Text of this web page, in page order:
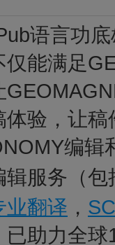
语言功
仅能满足
体验，让
编辑
辑服务（包
业翻译 ，
已助力全